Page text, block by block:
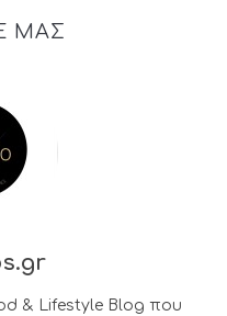
ΜΑΣ
& Lifestyle Blog που